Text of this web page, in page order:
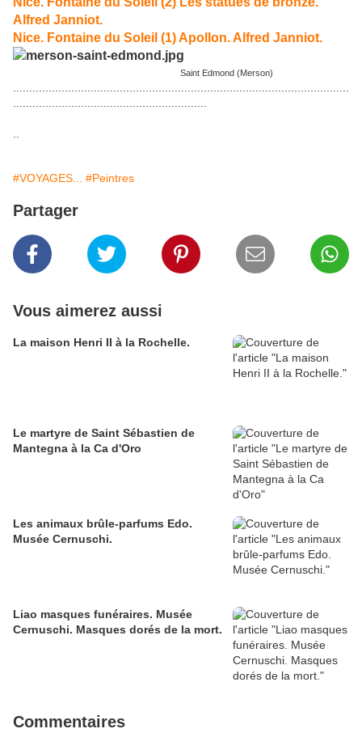
Alfred Janniot.
Nice. Fontaine du Soleil (1) Apollon. Alfred Janniot.
Saint Edmond (Merson)
#VOYAGES... #Peintres
Partager
Vous aimerez aussi
La maison Henri II à la Rochelle.
Le martyre de Saint Sébastien de
Mantegna à la Ca d'Oro
Les animaux brûle-parfums Edo.
Musée Cernuschi.
Liao masques funéraires. Musée
Cernuschi. Masques dorés de la mort.
Commentaires